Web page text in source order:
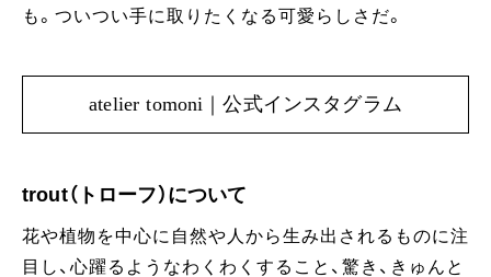
も。ついつい手に取りたくなる可愛らしさだ。
atelier tomoni｜公式インスタグラム
trout（トローフ）について
花や植物を中心に自然や人から生み出されるものに注
目し、心躍るようなわくわくすること、驚き、きゅんと